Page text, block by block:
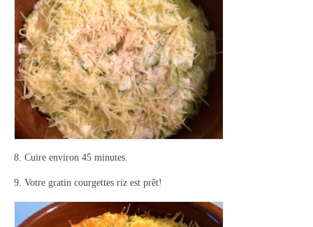
8. Cuire environ 45 minutes.
9. Votre gratin courgettes riz est prêt!